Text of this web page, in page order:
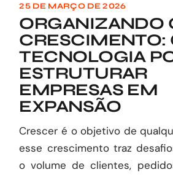
25 DE MARÇO DE 2026
ORGANIZANDO
CRESCIMENTO:
TECNOLOGIA
ESTRUTURAR
EMPRESAS EM
EXPANSÃO
Crescer é o objetivo de
esse crescimento traz
o volume de clientes,